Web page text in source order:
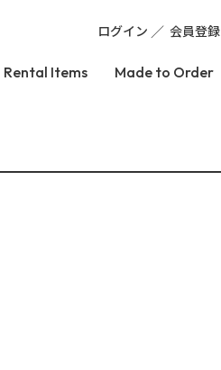
ログイン 会員登録
Rental Items Made to Order